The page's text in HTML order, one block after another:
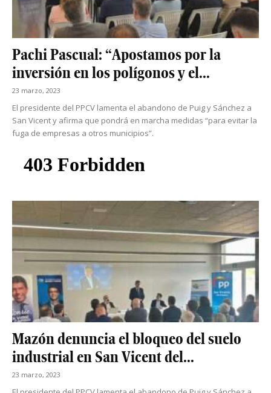
Pachi Pascual: “Apostamos por la
inversión en los polígonos y el...
23 marzo, 2023
El presidente del PPCV lamenta el abandono de Puig y Sánchez a
San Vicent y afirma que pondrá en marcha medidas “para evitar la
fuga de empresas a otros municipios”.
Mazón denuncia el bloqueo del suelo
industrial en San Vicent del...
23 marzo, 2023